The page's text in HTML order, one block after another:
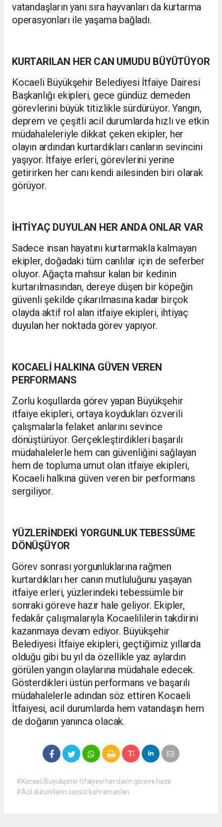
vatandaşların yanı sıra hayvanları da kurtarma
operasyonları ile yaşama bağladı.
KURTARILAN HER CAN UMUDU BÜYÜTÜYOR
Kocaeli Büyükşehir Belediyesi İtfaiye Dairesi
Başkanlığı ekipleri, gece gündüz demeden
görevlerini büyük titizlikle sürdürüyor. Yangın,
deprem ve çeşitli acil durumlarda hızlı ve etkin
müdahaleleriyle dikkat çeken ekipler, her
olayın ardından kurtardıkları canların sevincini
yaşıyor. İtfaiye erleri, görevlerini yerine
getirirken her canı kendi ailesinden biri olarak
görüyor.
İHTİYAÇ DUYULAN HER ANDA ONLAR VAR
Sadece insan hayatını kurtarmakla kalmayan
ekipler, doğadaki tüm canlılar için de seferber
oluyor. Ağaçta mahsur kalan bir kedinin
kurtarılmasından, dereye düşen bir köpeğin
güvenli şekilde çıkarılmasına kadar birçok
olayda aktif rol alan itfaiye ekipleri, ihtiyaç
duyulan her noktada görev yapıyor.
KOCAELİ HALKINA GÜVEN VEREN
PERFORMANS
Zorlu koşullarda görev yapan Büyükşehir
itfaiye ekipleri, ortaya koydukları özverili
çalışmalarla felaket anlarını sevince
dönüştürüyor. Gerçekleştirdikleri başarılı
müdahalelerle hem can güvenliğini sağlayan
hem de topluma umut olan itfaiye ekipleri,
Kocaeli halkına güven veren bir performans
sergiliyor.
YÜZLERİNDEKİ YORGUNLUK TEBESSÜME
DÖNÜŞÜYOR
Görev sonrası yorgunluklarına rağmen
kurtardıkları her canın mutluluğunu yaşayan
itfaiye erleri, yüzlerindeki tebessümle bir
sonraki göreve hazır hale geliyor. Ekipler,
fedakâr çalışmalarıyla Kocaelililerin takdirini
kazanmaya devam ediyor. Büyükşehir
Belediyesi İtfaiye ekipleri, geçtiğimiz yıllarda
olduğu gibi bu yıl da özellikle yaz aylardın
görülen yangın olaylarına müdahale edecek.
Gösterdikleri üstün performans ve başarılı
müdahalelerle adından söz ettiren Kocaeli
İtfaiyesi, acil durumlarda hem vatandaşın hem
de doğanın yanınca olacak.
#Kocaeli Büyükşehir İtfaiyesi her daim göreve hazır
#Acil durumların sessiz kahramanları